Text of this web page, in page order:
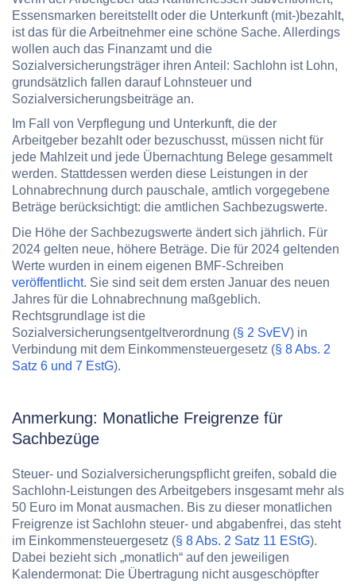
Essensmarken bereitstellt oder die Unterkunft (mit-)bezahlt,
ist das für die Arbeitnehmer eine schöne Sache. Allerdings
wollen auch das Finanzamt und die
Sozialversicherungsträger ihren Anteil: Sachlohn ist Lohn,
grundsätzlich fallen darauf Lohnsteuer und
Sozialversicherungsbeiträge an.
Im Fall von Verpflegung und Unterkunft, die der
Arbeitgeber bezahlt oder bezuschusst, müssen nicht für
jede Mahlzeit und jede Übernachtung Belege gesammelt
werden. Stattdessen werden diese Leistungen in der
Lohnabrechnung durch pauschale, amtlich vorgegebene
Beträge berücksichtigt: die amtlichen Sachbezugswerte.
Die Höhe der Sachbezugswerte ändert sich jährlich. Für
2024 gelten neue, höhere Beträge. Die für 2024 geltenden
Werte wurden in einem eigenen BMF-Schreiben
veröffentlicht. Sie sind seit dem ersten Januar des neuen
Jahres für die Lohnabrechnung maßgeblich.
Rechtsgrundlage ist die
Sozialversicherungsentgeltverordnung (§ 2 SvEV) in
Verbindung mit dem Einkommensteuergesetz (§ 8 Abs. 2
Satz 6 und 7 EstG).
Anmerkung: Monatliche Freigrenze für
Sachbezüge
Steuer- und Sozialversicherungspflicht greifen, sobald die
Sachlohn-Leistungen des Arbeitgebers insgesamt mehr als
50 Euro im Monat ausmachen. Bis zu dieser monatlichen
Freigrenze ist Sachlohn steuer- und abgabenfrei, das steht
im Einkommensteuergesetz (§ 8 Abs. 2 Satz 11 EStG).
Dabei bezieht sich „monatlich“ auf den jeweiligen
Kalendermonat: Die Übertragung nicht ausgeschöpfter